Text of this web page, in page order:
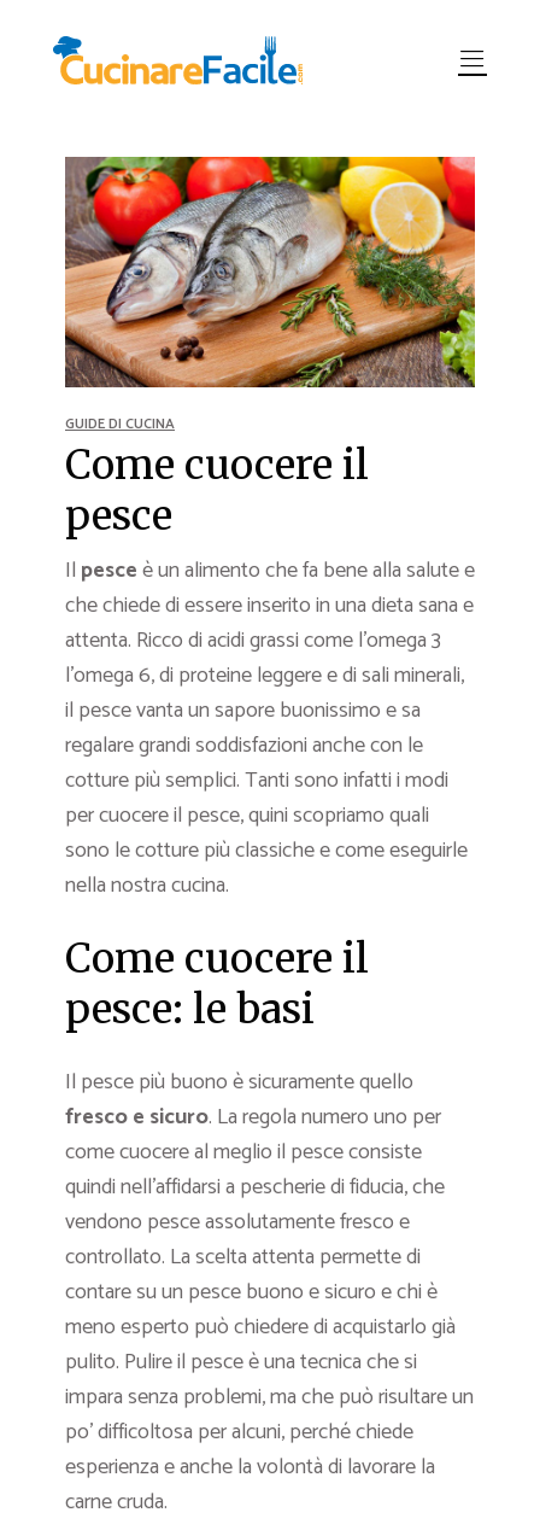
GUIDE DI CUCINA
Come cuocere il
pesce
Il pesceè un alimento che fa bene alla salute e
che chiede di essere inserito in una dieta sana e
attenta. Ricco di acidi grassi come l’omega 3
l’omega 6, di proteine leggere e di sali minerali,
il pesce vanta un sapore buonissimo e sa
regalare grandi soddisfazioni anche con le
cotture più semplici. Tanti sono infatti i modi
per cuocere il pesce, quini scopriamo quali
sono le cotture più classiche e come eseguirle
nella nostra cucina.
Come cuocere il
pesce: le basi
Il pesce più buono è sicuramente quello
fresco e sicuro. La regola numero uno per
come cuocere al meglio il pesce consiste
quindi nell’affidarsi a pescherie di fiducia, che
vendono pesce assolutamente fresco e
controllato. La scelta attenta permette di
contare su un pesce buono e sicuro e chi è
meno esperto può chiedere di acquistarlo già
pulito. Pulire il pesce è una tecnica che si
impara senza problemi, ma che può risultare un
po’ difficoltosa per alcuni, perché chiede
esperienza e anche la volontà di lavorare la
carne cruda.